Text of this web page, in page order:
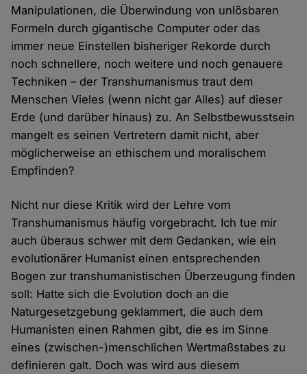
Manipulationen, die Überwindung von unlösbaren
Formeln durch gigantische Computer oder das
immer neue Einstellen bisheriger Rekorde durch
noch schnellere, noch weitere und noch genauere
Techniken – der Transhumanismus traut dem
Menschen Vieles (wenn nicht gar Alles) auf dieser
Erde (und darüber hinaus) zu. An Selbstbewusstsein
mangelt es seinen Vertretern damit nicht, aber
möglicherweise an ethischem und moralischem
Empfinden?
Nicht nur diese Kritik wird der Lehre vom
Transhumanismus häufig vorgebracht. Ich tue mir
auch überaus schwer mit dem Gedanken, wie ein
evolutionärer Humanist einen entsprechenden
Bogen zur transhumanistischen Überzeugung finden
soll: Hatte sich die Evolution doch an die
Naturgesetzgebung geklammert, die auch dem
Humanisten einen Rahmen gibt, die es im Sinne
eines (zwischen-)menschlichen Wertmaßstabes zu
definieren galt. Doch was wird aus diesem